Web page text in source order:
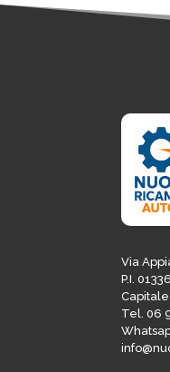
Via
P.I.
Tel. 06